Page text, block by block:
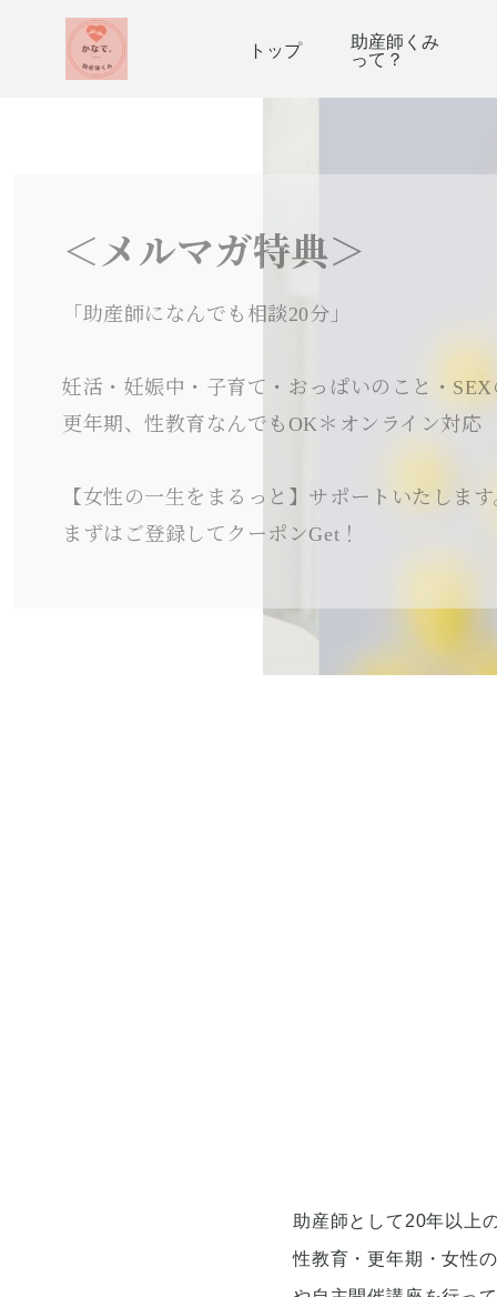
トップ 助産師くみ
って？
＜メルマガ特典＞
「助産師になんでも相談20分」
妊活・妊娠中・子育て・おっぱいのこと・
更年期、性教育なんでもOK＊オンライン対応
【女性の一生をまるっと】サポートいたしま
まずはご登録してクーポンGet！
助産師として20年以上
性教育・更年期・女性